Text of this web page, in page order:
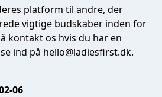
platform til andre, der
vigtige budskaber inden for
kontakt os hvis du har en
ind på hello@ladiesfirst.dk.
06